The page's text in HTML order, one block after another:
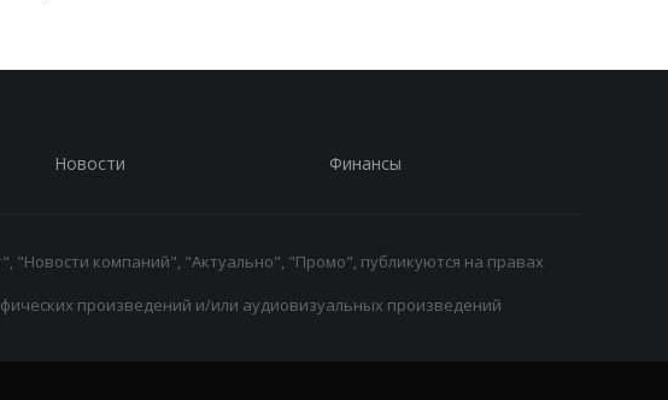
Новости Финансы
компаний", "Актуально", "Промо", публикуются на правах
произведений и/или аудиовизуальных произведений